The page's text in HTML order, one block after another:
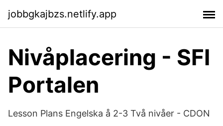
jobbgkajbzs.netlify.app
Nivåplacering - SFI
Portalen
Lesson Plans Engelska å 2-3 Två nivåer - CDON